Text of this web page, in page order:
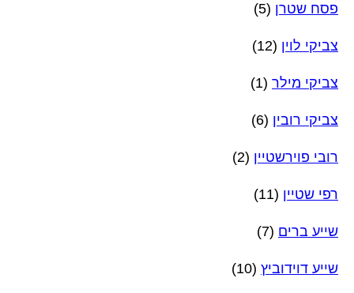
פסח שטרן (5)
צביקי לוין (12)
צביקי מילר (1)
צביקי רובין (6)
רובי פוירשטיין (2)
רפי שטיין (11)
שייע ברים (7)
שייע דוידוביץ (10)